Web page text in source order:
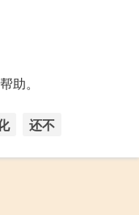
助。
还不